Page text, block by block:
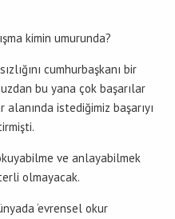
kimin umurunda?
cumhurbaşkanı bir
bu yana çok başarılar
istediğimiz başarıyı
ve anlayabilmek
olmayacak.
‘evrensel okur